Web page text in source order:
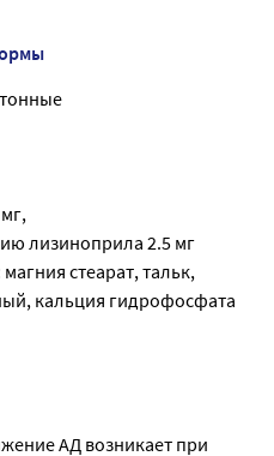
лизиноприла 2.5 мг
стеарат, тальк,
кальция гидрофосфата
АД возникает при